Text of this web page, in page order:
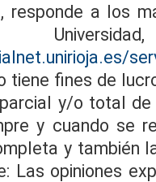
responde a los
tiene fines de
y/o total
y cuando se
y también
Las opiniones